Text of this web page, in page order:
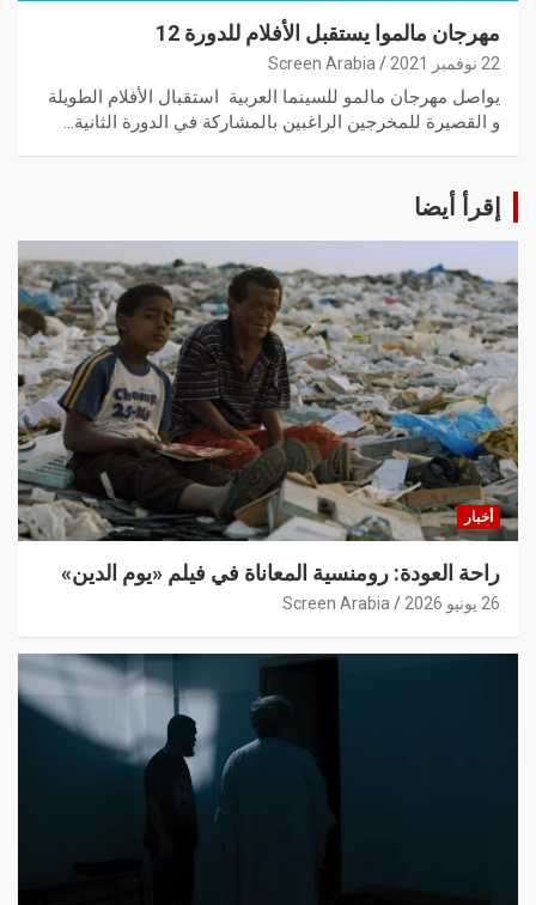
مهرجان مالموا يستقبل الأفلام للدورة 12
22 نوفمبر 2021 Screen Arabia
يواصل مهرجان مالمو للسينما العربية استقبال الأفلام الطويلة
و القصيرة للمخرجين الراغبين بالمشاركة في الدورة الثانية…
إقرأ أيضا
أخبار
راحة العودة: رومنسية المعاناة في فيلم «يوم الدين»
26 يونيو 2026 Screen Arabia